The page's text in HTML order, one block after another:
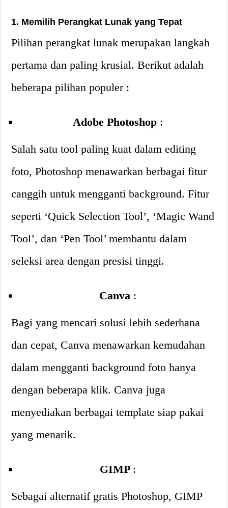
1. Memilih Perangkat Lunak yang Tepat
Pilihan perangkat lunak merupakan langkah
pertama dan paling krusial. Berikut adalah
beberapa pilihan populer :
Adobe Photoshop :
Salah satu tool paling kuat dalam editing
foto, Photoshop menawarkan berbagai fitur
canggih untuk mengganti background. Fitur
seperti ‘Quick Selection Tool’, ‘Magic Wand
Tool’, dan ‘Pen Tool’ membantu dalam
seleksi area dengan presisi tinggi.
Canva :
Bagi yang mencari solusi lebih sederhana
dan cepat, Canva menawarkan kemudahan
dalam mengganti background foto hanya
dengan beberapa klik. Canva juga
menyediakan berbagai template siap pakai
yang menarik.
GIMP :
Sebagai alternatif gratis Photoshop, GIMP